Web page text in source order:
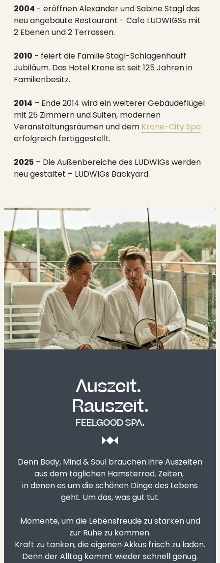
2004 - eröffnen Alexander und Sabine Stagl das
neu angebaute Restaurant - Cafe LUDWIGSs mit
2 Ebenen und 2 Terrassen.
2010 - feiert die Familie Stagl-Schlagenhauff
Jubiläum. Das Hotel Krone ist seit 125 Jahren in
Familienbesitz.
2014 – Ende 2014 wird ein weiterer Gebäudeflügel
mit 25 Zimmern und Suiten, modernen
Veranstaltungsräumen und dem Krone-City Spa
erfolgreich fertiggestellt.
2025 – Die Außenbereiche des LUDWIGs werden
neu gestaltet – LUDWIGs Backyard.
Auszeit.
Rauszeit.
FEELGOOD SPA.
Denn Body, Mind & Soul brauchen ihre Auszeiten
aus dem täglichen Hamsterrad. Zeiten,
in denen es um die schönen Dinge des Lebens
geht. Um das, was gut tut.
Momente, um die Lebensfreude zu stärken und
zur Ruhe zu kommen.
Kraft zu tanken, die eigenen Akkus frisch zu laden.
Denn der Alltag kommt wieder schnell genug.